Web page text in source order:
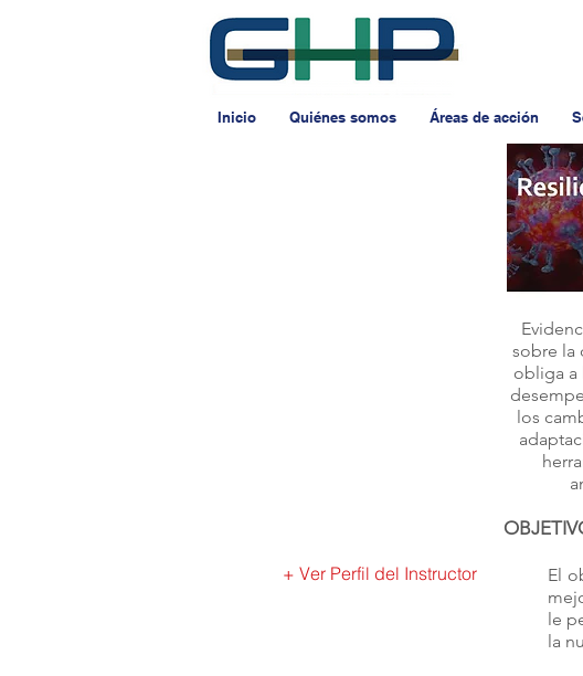
Inicio Quiénes somos Áreas de acción
+ Ver Perfil del Instructor
sobre la
obliga a
los
El
le
la